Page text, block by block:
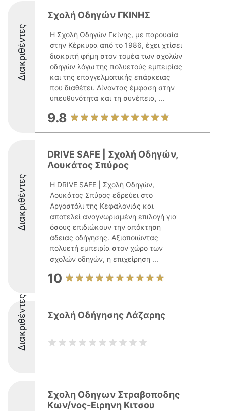
Διακριθέντες
Σχολή Οδηγών ΓΚΙΝΗΣ
Η Σχολή Οδηγών Γκίνης, με παρουσία
στην Κέρκυρα από το 1986, έχει χτίσει
διακριτή φήμη στον τομέα των σχολών
οδηγών λόγω της πολυετούς εμπειρίας
και της επαγγελματικής επάρκειας
που διαθέτει. Δίνοντας έμφαση στην
υπευθυνότητα και τη συνέπεια, ...
9.8
Διακριθέντες
DRIVE SAFE | Σχολή Οδηγών,
Λουκάτος Σπύρος
Η DRIVE SAFE | Σχολή Οδηγών,
Λουκάτος Σπύρος εδρεύει στο
Αργοστόλι της Κεφαλονιάς και
αποτελεί αναγνωρισμένη επιλογή για
όσους επιδιώκουν την απόκτηση
άδειας οδήγησης. Αξιοποιώντας
πολυετή εμπειρία στον χώρο των
σχολών οδηγών, η επιχείρηση ...
10
Διακριθέντες Σχολή Οδήγησης Λάζαρης
Σχολη Οδηγων Στραβοποδης
Κων/νος-Ειρηνη Κιτσου